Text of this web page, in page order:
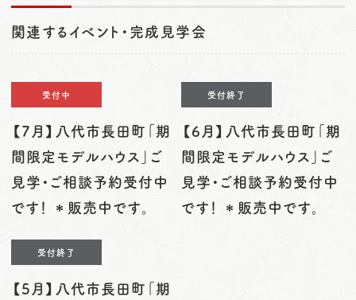
関連するイベント・完成見学会
受付中
【7月】八代市長田町「期
間限定モデルハウス」ご
見学・ご相談予約受付中
です！ ＊販売中です。
受付終了
【6月】八代市長田町「期
間限定モデルハウス」ご
見学・ご相談予約受付中
です！ ＊販売中です。
受付終了
【5月】八代市長田町「期